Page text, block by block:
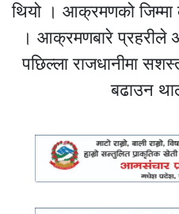
थियो । आक्रमणको
। आक्रमणबारे प्रहरीले
पछिल्ला राजधानीमा
बढाउन